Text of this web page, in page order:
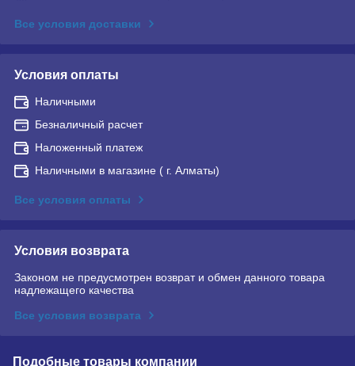
Все условия доставки
Условия оплаты
Наличными
Безналичный расчет
Наложенный платеж
Наличными в магазине ( г. Алматы)
Все условия оплаты
Условия возврата
Законом не предусмотрен возврат и обмен данного товара
надлежащего качества
Все условия возврата
Подобные товары компании